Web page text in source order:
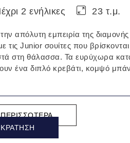
2 ενήλικες 23 τ.μ.
απόλυτη εμπειρία της
τις Junior σουίτες που
στη θάλασσα. Τα ευρύχωρα
ένα διπλό κρεβάτι, κομψό
ΠΕΡΙΣΣΌΤΕΡΑ
ΚΡΆΤΗΣΗ